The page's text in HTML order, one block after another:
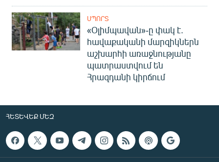
ՍՊՈՐՏ
«Օլիմպավան»-ը փակ է.
հավաքականի մարզիկներն
աշխարհի առաջնությանը
պատրաստվում են
Հրազդանի կիրճում
ՀԵՏԵՎԵՔ ՄԵԶ